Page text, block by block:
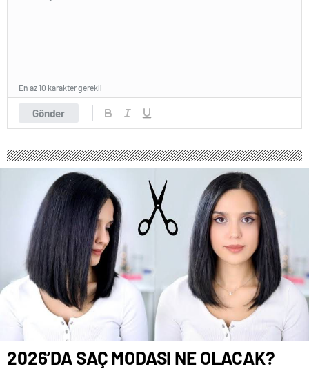
Gönder
En az 10 karakter gerekli
2026’DA SAÇ MODASI NE OLACAK?